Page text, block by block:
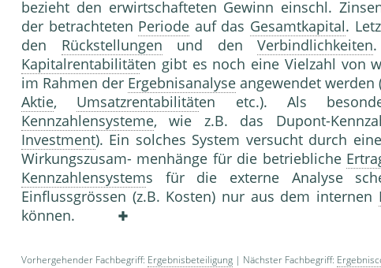
bezieht den erwirtschafteten Gewinn einschl.
der betrachteten Periode auf das Gesamtkapital.
den Rückstellungen und den Verbindlichkeiten
Kapitalrentabilitäten gibt es noch eine Vielzahl von
im Rahmen der Ergebnisanalyse angewendet werden
Aktie, Umsatzrentabilitäten etc.). Als
Kennzahlensysteme, wie z.B. das Dupont-
Investment). Ein solches System versucht durch
Wirkungszusam- menhänge für die betriebliche
Kennzahlensystems für die externe Analyse
Einflussgrössen (z.B. Kosten) nur aus dem internen
können.
Vorhergehender Fachbegriff: Ergebnisbeteiligung | Nächster Fachbegriff: